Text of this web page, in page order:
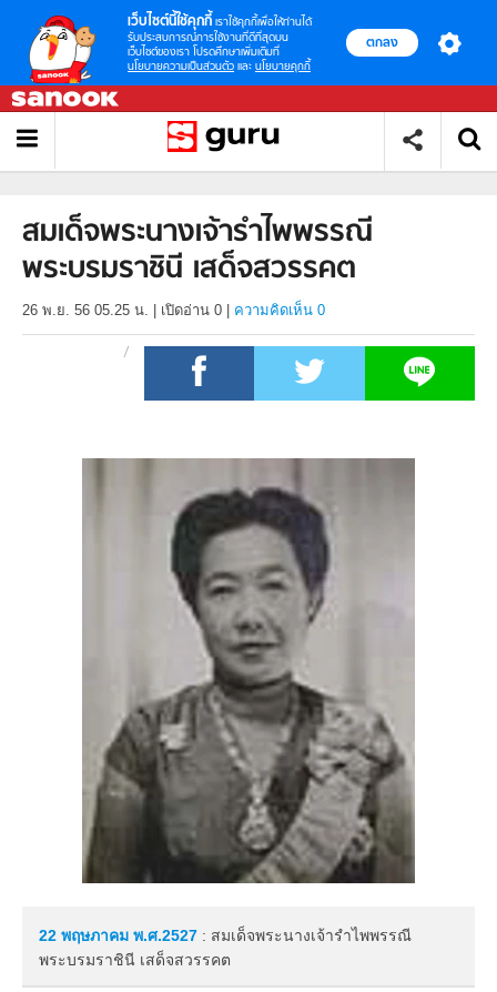
เว็บไซต์นี้ใช้คุกกี้ เราใช้คุกกี้เพื่อให้ท่านได้
รับประสบการณ์การใช้งานที่ดีที่สุดบน
เว็บไซต์ของเรา โปรดศึกษาเพิ่มเติมที่
นโยบายความเป็นส่วนตัว และ นโยบายคุกกี้
ตกลง
สมเด็จพระนางเจ้ารำไพพรรณี
พระบรมราชินี เสด็จสวรรคต
26 พ.ย. 56 05.25 น. เปิดอ่าน 0 ความคิดเห็น 0
22 พฤษภาคม พ.ศ.2527 : สมเด็จพระนางเจ้ารำไพพรรณี
พระบรมราชินี เสด็จสวรรคต